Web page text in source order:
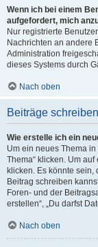
Wenn ich bei einem
aufgefordert, mich
Nur registrierte
Nachrichten an andere
Administration
dieses Systems durch
Nach oben
Beiträge schreiben
Wie erstelle ich ein
Um ein neues Thema
Thema“ klicken. Um
klicken. Es könnte sein,
Beitrag schreiben
Foren- und der
erstellen“, „Du darfst
Nach oben